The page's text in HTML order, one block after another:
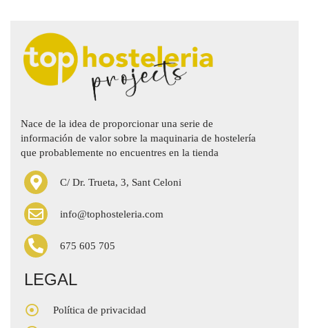
Nace de la idea de proporcionar una serie de
información de valor sobre la maquinaria de hostelería
que probablemente no encuentres en la tienda
C/ Dr. Trueta, 3, Sant Celoni
info@tophosteleria.com
675 605 705
LEGAL
Política de privacidad